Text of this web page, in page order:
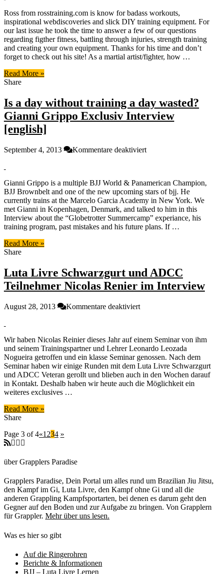
DIY
Training
Equipment
–
Ross
Enamait
Ross from rosstraining.com is know for badass workouts,
inspirational webdiscoveries and slick DIY training equipment. For
our last issue he took the time to answer a few of our questions
regarding figther fitness, battling through injuries, strength training
and creating your own equipment. Thanks for his time and don’t
forget to check out his site! As a martial artist/fighter, how …
Read More »
Share
Is a day without training a day wasted?
Gianni Grippo Exclusiv Interview
[english]
September 4, 2013 Kommentare deaktiviertfür
without
training
a
day
wasted?
Gianni
Gianni Grippo is a multiple BJJ World & Panamerican Champion,
BJJ Brownbelt and one of the new upcoming stars of bjj. He
currently trains at the Marcelo Garcia Academy in New York. We
met Gianni in Kopenhagen, Denmark, and talked to him in this
Interview about the “Globetrotter Summercamp” experiance, his
training program, past mistakes and his future plans. If …
Read More »
Share
Luta Livre Schwarzgurt und ADCC
Teilnehmer Nicolas Renier im Interview
August 28, 2013 Kommentare deaktiviertfür
und
ADCC
Teilnehmer
Nicolas
Renier
im
Wir haben Nicolas Reinier dieses Jahr auf einem Seminar von ihm
und seinem Trainingspartner und Lehrer Leonardo Leozada
Nogueira getroffen und ein klasse Seminar genossen. Nach dem
Seminar haben wir einige Runden mit dem Luta Livre Schwarzgurt
und ADCC Veteran gerollt und blieben auch in den Wochen darauf
in Kontakt. Deshalb haben wir heute auch die Möglichkeit ein
weiteres exclusives …
Read More »
Share
Page 3 of 4«1 234 »
über Grapplers Paradise
Grapplers Paradise, Dein Portal um alles rund um Brazilian Jiu Jitsu,
den Kampf im Gi, Luta Livre, den Kampf ohne Gi und all die
anderen Grappling Kampfsportarten, bei denen es darum geht den
Gegner auf den Boden und zur Aufgabe zu bringen. Von Grapplern
für Grappler. Mehr über uns lesen.
Was es hier so gibt
Auf die Ringerohren
Berichte & Informationen
BJJ – Luta Livre Lernen